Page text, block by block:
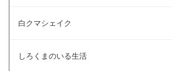
白クマシェイク
しろくまのいる生活